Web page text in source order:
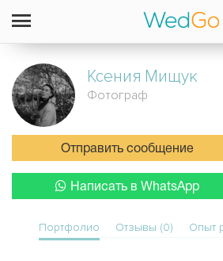
Ксения Мищук
Фотограф
Отправить сообщение
Написать в WhatsApp
Портфолио Отзывы (0) Опыт